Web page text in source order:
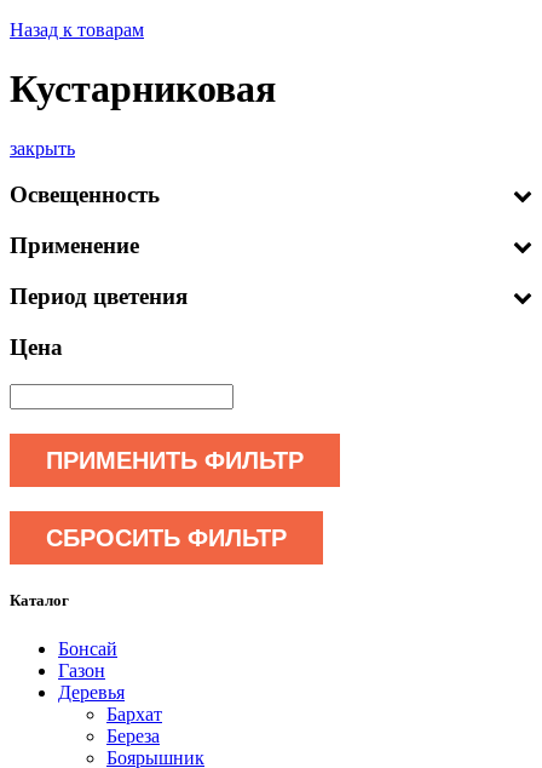
Назад к товарам
Кустарниковая
закрыть
Освещенность
Применение
Период цветения
Цена
ПРИМЕНИТЬ ФИЛЬТР
СБРОСИТЬ ФИЛЬТР
Каталог
Бонсай
Газон
Деревья
Бархат
Береза
Боярышник